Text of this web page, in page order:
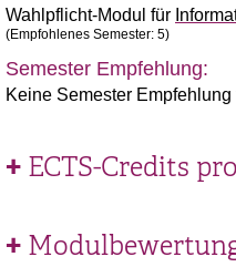
Wahlpflicht-Modul für
(Empfohlenes Semester: 5)
Semester Empfehlung:
Keine Semester
ECTS-Credits